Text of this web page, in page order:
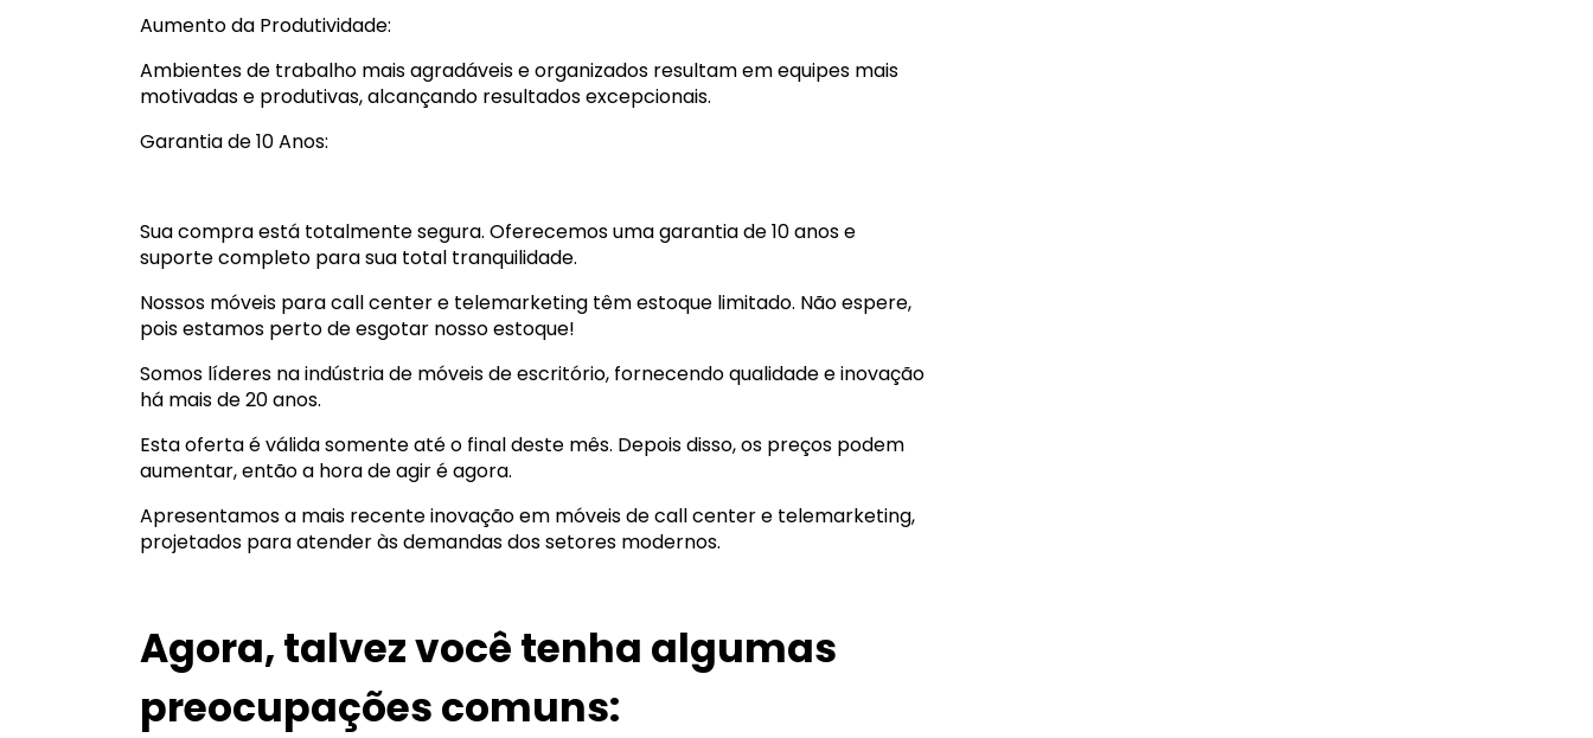
Aumento da Produtividade:
Ambientes de trabalho mais agradáveis e organizados resultam em equipes mais
motivadas e produtivas, alcançando resultados excepcionais.
Garantia de 10 Anos:
Sua compra está totalmente segura. Oferecemos uma garantia de 10 anos e
suporte completo para sua total tranquilidade.
Nossos móveis para call center e telemarketing têm estoque limitado. Não espere,
pois estamos perto de esgotar nosso estoque!
Somos líderes na indústria de móveis de escritório, fornecendo qualidade e inovação
há mais de 20 anos.
Esta oferta é válida somente até o final deste mês. Depois disso, os preços podem
aumentar, então a hora de agir é agora.
Apresentamos a mais recente inovação em móveis de call center e telemarketing,
projetados para atender às demandas dos setores modernos.
Agora, talvez você tenha algumas
preocupações comuns: